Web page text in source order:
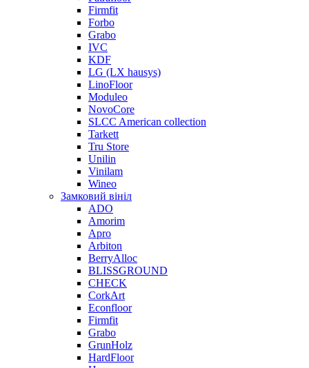
Firmfit
Forbo
Grabo
IVC
KDF
LG (LX hausys)
LinoFloor
Moduleo
NovoCore
SLCC American collection
Tarkett
Tru Store
Unilin
Vinilam
Wineo
Замковий вініл
ADO
Amorim
Apro
Arbiton
BerryAlloc
BLISSGROUND
CHECK
CorkArt
Econfloor
Firmfit
Grabo
GrunHolz
HardFloor